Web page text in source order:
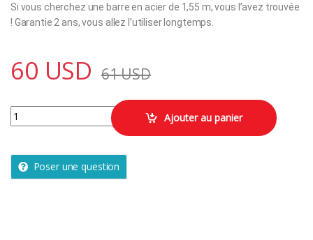
Si vous cherchez une barre en acier de 1,55 m, vous l’avez trouvée
! Garantie 2 ans, vous allez l’utiliser longtemps.
60 USD 61USD
Barre de musculation 155cm 28mm quantityAjouter au panier
Poser une question